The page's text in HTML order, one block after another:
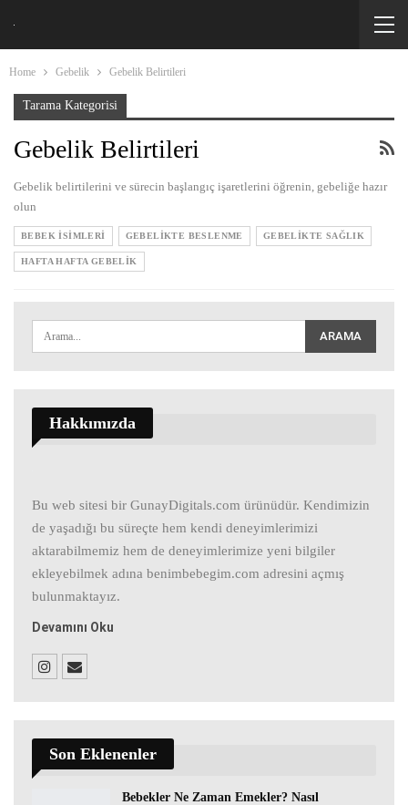
Home Gebelik Gebelik Belirtileri
Tarama Kategorisi
Gebelik Belirtileri
Gebelik belirtilerini ve sürecin başlangıç işaretlerini öğrenin, gebeliğe hazır
olun
BEBEK İSIMLERI GEBELIKTE BESLENME GEBELIKTE SAĞLIK
HAFTA HAFTA GEBELIK
Hakkımızda
Bu web sitesi bir GunayDigitals.com ürünüdür. Kendimizin
de yaşadığı bu süreçte hem kendi deneyimlerimizi
aktarabilmemiz hem de deneyimlerimize yeni bilgiler
ekleyebilmek adına benimbebegim.com adresini açmış
bulunmaktayız.
Devamını Oku
Son Eklenenler
Bebekler Ne Zaman Emekler? Nasıl